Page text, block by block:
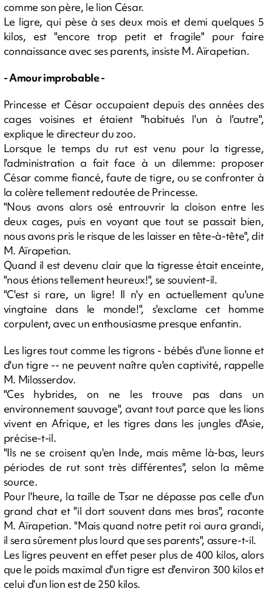
comme son père, le lion César.
Le ligre, qui pèse à ses deux mois et demi quelques 5
kilos, est "encore trop petit et fragile" pour faire
connaissance avec ses parents, insiste M. Aïrapetian.
- Amour improbable -
Princesse et César occupaient depuis des années des
cages voisines et étaient "habitués l'un à l'autre",
explique le directeur du zoo.
Lorsque le temps du rut est venu pour la tigresse,
l'administration a fait face à un dilemme: proposer
César comme fiancé, faute de tigre, ou se confronter à
la colère tellement redoutée de Princesse.
"Nous avons alors osé entrouvrir la cloison entre les
deux cages, puis en voyant que tout se passait bien,
nous avons pris le risque de les laisser en tête-à-tête", dit
M. Aïrapetian.
Quand il est devenu clair que la tigresse était enceinte,
"nous étions tellement heureux!", se souvient-il.
"C'est si rare, un ligre! Il n'y en actuellement qu'une
vingtaine dans le monde!", s'exclame cet homme
corpulent, avec un enthousiasme presque enfantin.
Les ligres tout comme les tigrons - bébés d'une lionne et
d'un tigre -- ne peuvent naître qu'en captivité, rappelle
M. Milosserdov.
"Ces hybrides, on ne les trouve pas dans un
environnement sauvage", avant tout parce que les lions
vivent en Afrique, et les tigres dans les jungles d'Asie,
précise-t-il.
"Ils ne se croisent qu'en Inde, mais même là-bas, leurs
périodes de rut sont très différentes", selon la même
source.
Pour l'heure, la taille de Tsar ne dépasse pas celle d'un
grand chat et "il dort souvent dans mes bras", raconte
M. Aïrapetian. "Mais quand notre petit roi aura grandi,
il sera sûrement plus lourd que ses parents", assure-t-il.
Les ligres peuvent en effet peser plus de 400 kilos, alors
que le poids maximal d'un tigre est d'environ 300 kilos et
celui d'un lion est de 250 kilos.